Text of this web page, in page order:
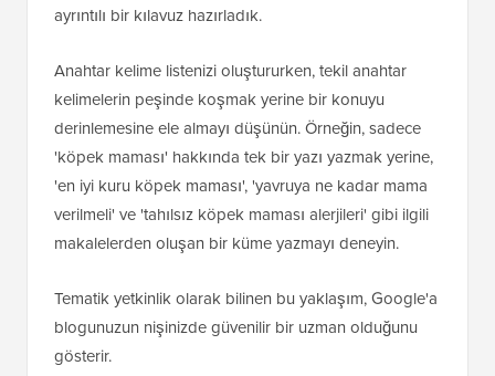
ayrıntılı bir kılavuz hazırladık.
Anahtar kelime listenizi oluştururken, tekil anahtar
kelimelerin peşinde koşmak yerine bir konuyu
derinlemesine ele almayı düşünün. Örneğin, sadece
'köpek maması' hakkında tek bir yazı yazmak yerine,
'en iyi kuru köpek maması', 'yavruya ne kadar mama
verilmeli' ve 'tahılsız köpek maması alerjileri' gibi ilgili
makalelerden oluşan bir küme yazmayı deneyin.
Tematik yetkinlik olarak bilinen bu yaklaşım, Google'a
blogunuzun nişinizde güvenilir bir uzman olduğunu
gösterir.